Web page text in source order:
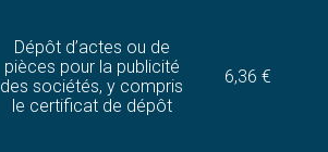
Dépôt d’actes ou de
pièces pour la publicité
des sociétés, y compris
le certificat de dépôt
6,36 €